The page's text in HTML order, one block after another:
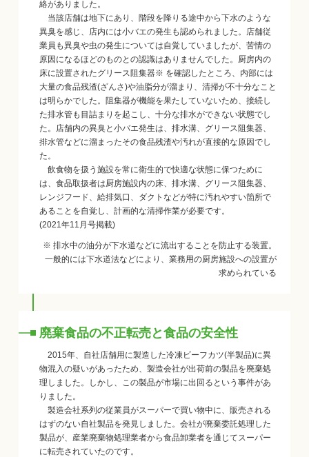
絡がありました。
当該店舗は地下にあり、階段を降りる途中から下水のような
異臭を感じ、店内には小バエの発生も認められました。店舗従
業員も異臭や虫の発生については自覚していましたが、苦情の
原因になるほどのものとの認識はありませんでした。厨房内の
床に設置されたグリース阻集器※ を確認したところ、内部には
大量の食品残渣(ざんさ)や油脂分が溜まり、清掃が不十分なこと
は明らかでした。阻集器が機能を果たしていないため、接続し
た排水管も目詰まりを起こし、十分な排水ができない状態でし
た。店舗内の異臭と小バエ発生は、排水溝、グリース阻集器、
排水管などに溜まったその食品残渣や汚れが直接的な原因でし
た。
飲食物を扱う施設を常に衛生的で快適な状態に保つために
は、食品取扱者は厨房施設内の床、排水溝、グリース阻集器、
レンジフード、給排気口、ダクトなどが特に汚れやすい箇所で
あることを自覚し、計画的な清掃作業が必要です。
(2021年11月号掲載)
※ 排水中の油分が下水道などに流出することを防止する装置。
一般的には下水道法などにより、業務用の厨房施設への設置が
求められている
廃棄食品の不正転売と食品の安全性
2015年、自社店舗用に製造した冷凍ビーフカツ(半製品)に異
物混入の疑いがあったため、製造会社が出荷前の製品を廃棄処
理しました。しかし、この製品が市場に出回るという事件があ
りました。
製造会社系列の従業員がスーパーで買い物中に、販売される
はずのない自社製品を発見しました。会社が廃棄委託処理した
製品が、産業廃棄物処理業者から食品卸業者を通じてスーパー
に転売されていたのです。